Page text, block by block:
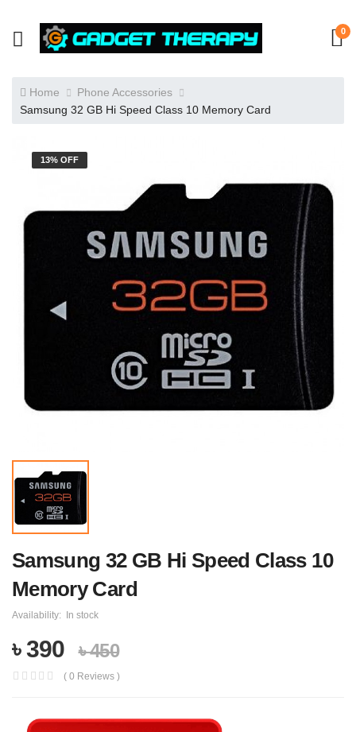
0
Home
Phone Accessories
Samsung 32 GB Hi Speed Class 10 Memory Card
13% OFF
Samsung 32 GB Hi Speed Class 10
Memory Card
Availability: In stock
৳ 390 ৳ 450
( 0 Reviews )